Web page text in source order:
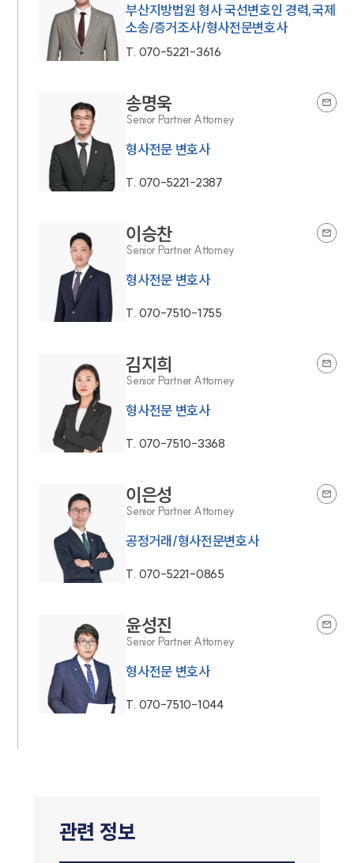
부산지방법원 형사 국선변호인 경력,국제
소송/증거조사/형사전문변호사
T. 070-5221-3616
송명욱
Senior Partner Attorney
형사전문 변호사
T. 070-5221-2387
이승찬
Senior Partner Attorney
형사전문 변호사
T. 070-7510-1755
김지희
Senior Partner Attorney
형사전문 변호사
T. 070-7510-3368
이은성
Senior Partner Attorney
공정거래/형사전문변호사
T. 070-5221-0865
윤성진
Senior Partner Attorney
형사전문 변호사
T. 070-7510-1044
관련 정보